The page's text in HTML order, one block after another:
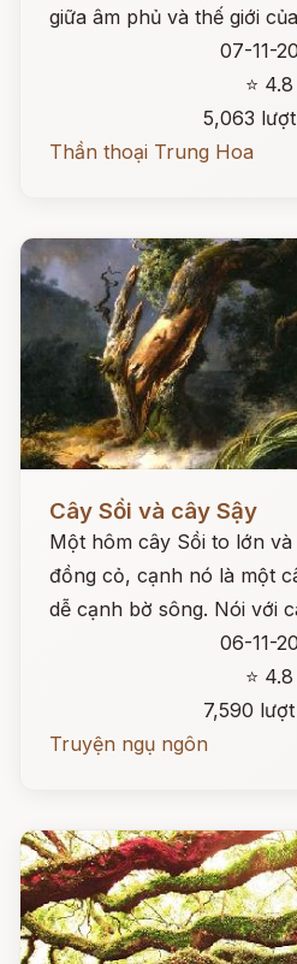
giữa âm phủ và thế giới
07-11-
⭐ 4.8
5,063
Thần thoại Trung Hoa
Cây Sồi và cây Sậy
Một hôm cây Sồi to lớn
đồng cỏ, cạnh nó là một
dễ cạnh bờ sông. Nói với
06-11-
⭐ 4.8
7,590
Truyện ngụ ngôn